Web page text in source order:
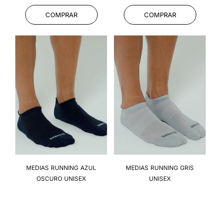
COMPRAR COMPRAR
MEDIAS RUNNING AZUL
OSCURO UNISEX
MEDIAS RUNNING GRIS
UNISEX